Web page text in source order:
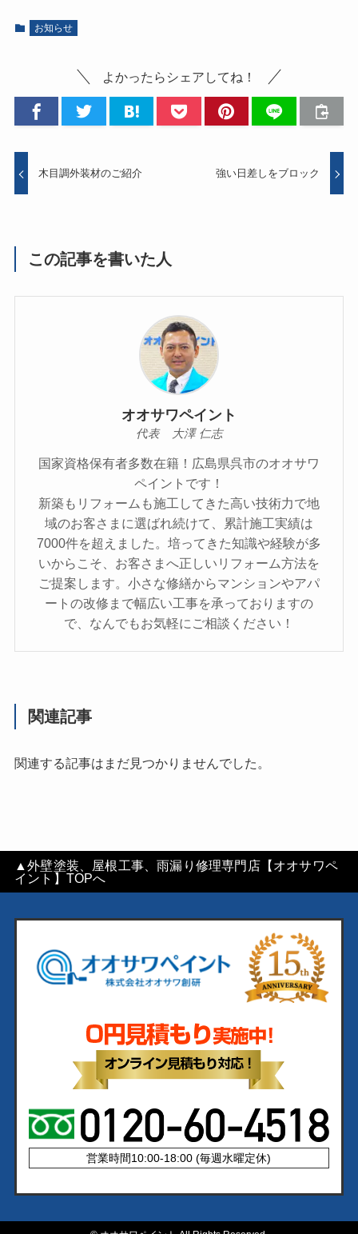
お知らせ
よかったらシェアしてね！
木目調外装材のご紹介 強い日差しをブロック
この記事を書いた人
オオサワペイント
代表 大澤 仁志
国家資格保有者多数在籍！広島県呉市のオオサワ
ペイントです！
新築もリフォームも施工してきた高い技術力で地
域のお客さまに選ばれ続けて、累計施工実績は
7000件を超えました。培ってきた知識や経験が多
いからこそ、お客さまへ正しいリフォーム方法を
ご提案します。小さな修繕からマンションやアパ
ートの改修まで幅広い工事を承っておりますの
で、なんでもお気軽にご相談ください！
関連記事
関連する記事はまだ見つかりませんでした。
▲外壁塗装、屋根工事、雨漏り修理専門店【オオサワペ
イント】TOPへ
営業時間10:00-18:00 (毎週水曜定休)